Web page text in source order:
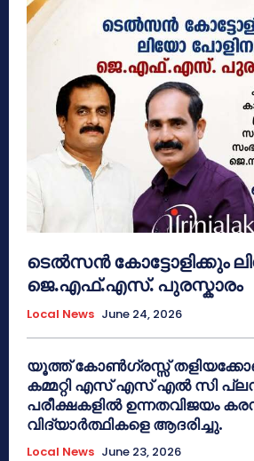
ടെൽസൻ കോട്ടോളിക്കും
ജെ.എഫ്.എസ്. പുരസ്കാരം
Local News June 24, 2026
യൂത്ത് കോൺഗ്രസ്സ്
കമ്മറ്റി എസ് എസ് എൽ സി
പരീക്ഷകളിൽ ഉന്നതവിജയം
വിദ്യാർത്ഥികളെ ആദരിച്ചു.
Local News June 23, 2026